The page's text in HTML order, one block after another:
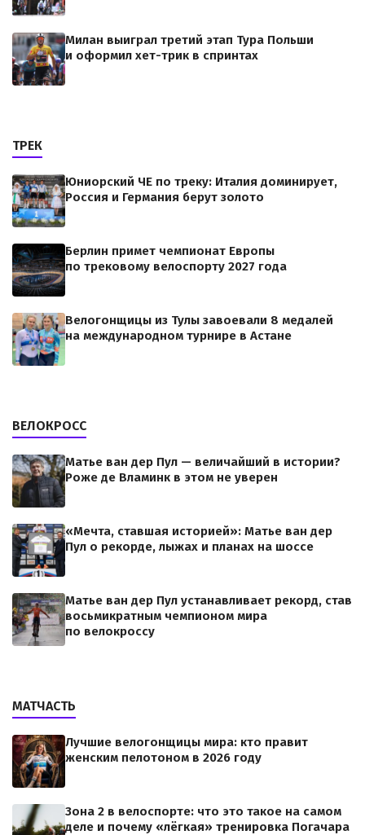
Милан выиграл третий этап Тура Польши
и оформил хет-трик в спринтах
ТРЕК
Юниорский ЧЕ по треку: Италия доминирует,
Россия и Германия берут золото
Берлин примет чемпионат Европы
по трековому велоспорту 2027 года
Велогонщицы из Тулы завоевали 8 медалей
на международном турнире в Астане
ВЕЛОКРОСС
Матье ван дер Пул — величайший в истории?
Роже де Вламинк в этом не уверен
«Мечта, ставшая историей»: Матье ван дер
Пул о рекорде, лыжах и планах на шоссе
Матье ван дер Пул устанавливает рекорд, став
восьмикратным чемпионом мира
по велокроссу
МАТЧАСТЬ
Лучшие велогонщицы мира: кто правит
женским пелотоном в 2026 году
Зона 2 в велоспорте: что это такое на самом
деле и почему «лёгкая» тренировка Погачара